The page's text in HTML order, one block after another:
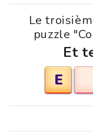
Le
puzzle
Et
E